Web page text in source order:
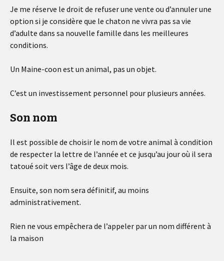
Je me réserve le droit de refuser une vente ou d’annuler une
option si je considère que le chaton ne vivra pas sa vie
d’adulte dans sa nouvelle famille dans les meilleures
conditions.
Un Maine-coon est un animal, pas un objet.
C’est un investissement personnel pour plusieurs années.
Son nom
Il est possible de choisir le nom de votre animal à condition
de respecter la lettre de l’année et ce jusqu’au jour où il sera
tatoué soit vers l’âge de deux mois.
Ensuite, son nom sera définitif, au moins
administrativement.
Rien ne vous empêchera de l’appeler par un nom différent à
la maison